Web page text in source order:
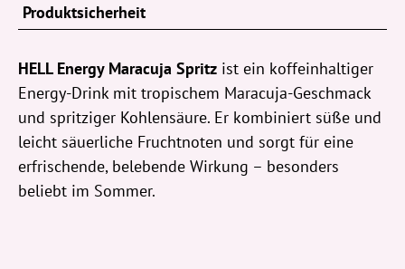
Produktsicherheit
HELL Energy Maracuja Spritz ist ein koffeinhaltiger
Energy-Drink mit tropischem Maracuja-Geschmack
und spritziger Kohlensäure. Er kombiniert süße und
leicht säuerliche Fruchtnoten und sorgt für eine
erfrischende, belebende Wirkung – besonders
beliebt im Sommer.